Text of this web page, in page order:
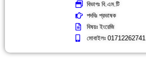
বিভাগঃ বি.এম.টি
পদবিঃ প্রভাষক
বিষয়ঃ ইংরেজি
মোবাইলঃ 01712262741